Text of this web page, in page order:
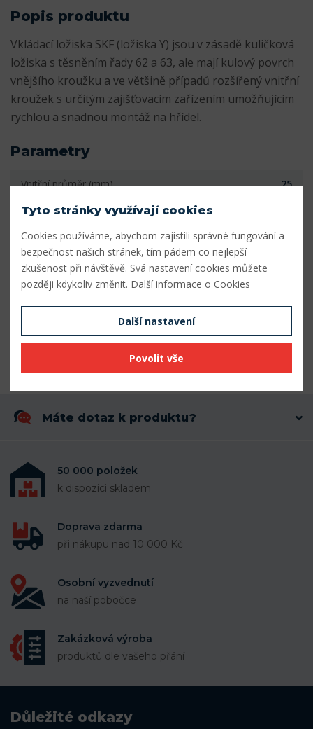
Popis produktu
Vkládací ložiska SKF (ložiska Y) jsou v zásadě kuličková
ložiska s těsněním řady 62 a 63, ale mají kulový povrch
vnějšího kroužku a ve většině případů rozšířený vnitřní
kroužek s určitým zajišťovacím zařízením umožňujícím
rychlou a snadnou montáž na hřídel.
Parametry
Vnitřní průměr (mm) 25
Vnější průměr (mm)
Šířka (mm) 33
Počet řad
Máte dotaz k produktu?
50 000 položek
k dispozici skladem
Doprava zdarma
při nákupu nad 10 000 Kč
Osobní vyzvednutí
na naší pobočce
Zakázková výroba
produktů dle vašeho přání
Důležité odkazy
Tyto stránky využívají cookies
Cookies používáme, abychom zajistili správné fungování a
bezpečnost našich stránek, tím pádem co nejlepší
zkušenost při návštěvě. Svá nastavení cookies můžete
později kdykoliv změnit. Další informace o Cookies
Další nastavení
Povolit vše